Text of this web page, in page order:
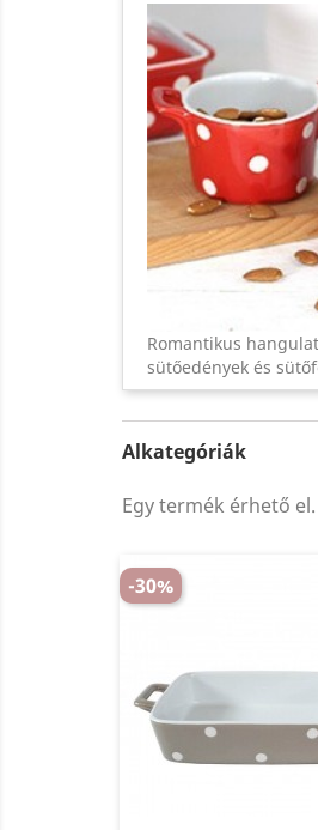
Romantikus
sütőedények és
Alkategóriák
Egy termék érhető el.
-30%